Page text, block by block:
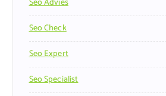
Seo Check
Seo Expert
Seo Specialist